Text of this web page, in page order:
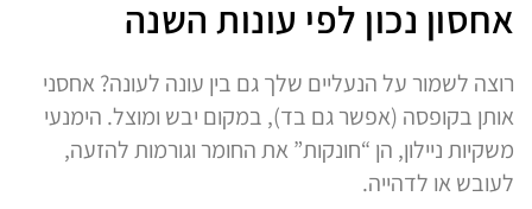
אחסון נכון לפי עונות השנה
רוצה לשמור על הנעליים שלך גם בין עונה לעונה? אחסני
אותן בקופסה (אפשר גם בד), במקום יבש ומוצל. הימנעי
משקיות ניילון, הן “חונקות” את החומר וגורמות להזעה,
לעובש או לדהייה.